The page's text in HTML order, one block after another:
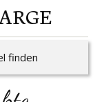
finden